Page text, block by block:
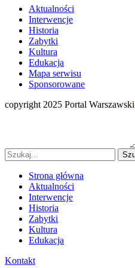
Aktualności
Interwencje
Historia
Zabytki
Kultura
Edukacja
Mapa serwisu
Sponsorowane
copyright 2025 Portal Warszawski
Strona główna
Aktualności
Interwencje
Historia
Zabytki
Kultura
Edukacja
Kontakt